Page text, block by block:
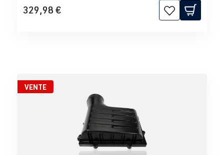
329,98 €
VENTE